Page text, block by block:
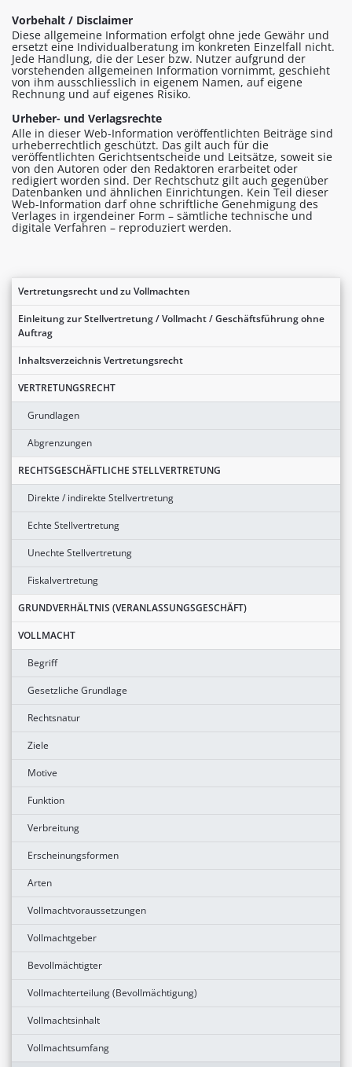
Vertretungsrecht und zu Vollmachten
Einleitung zur Stellvertretung / Vollmacht / Geschäftsführung ohne
Auftrag
Inhaltsverzeichnis Vertretungsrecht
VERTRETUNGSRECHT
Grundlagen
Abgrenzungen
RECHTSGESCHÄFTLICHE STELLVERTRETUNG
Direkte / indirekte Stellvertretung
Echte Stellvertretung
Unechte Stellvertretung
Fiskalvertretung
GRUNDVERHÄLTNIS (VERANLASSUNGSGESCHÄFT)
VOLLMACHT
Begriff
Gesetzliche Grundlage
Rechtsnatur
Ziele
Motive
Funktion
Verbreitung
Erscheinungsformen
Arten
Vollmachtvoraussetzungen
Vollmachtgeber
Bevollmächtigter
Vollmachterteilung (Bevollmächtigung)
Vollmachtsinhalt
Vollmachtsumfang
Vorbehalt / Disclaimer
Diese allgemeine Information erfolgt ohne jede Gewähr und
ersetzt eine Individualberatung im konkreten Einzelfall nicht.
Jede Handlung, die der Leser bzw. Nutzer aufgrund der
vorstehenden allgemeinen Information vornimmt, geschieht
von ihm ausschliesslich in eigenem Namen, auf eigene
Rechnung und auf eigenes Risiko.
Urheber- und Verlagsrechte
Alle in dieser Web-Information veröffentlichten Beiträge sind
urheberrechtlich geschützt. Das gilt auch für die
veröffentlichten Gerichtsentscheide und Leitsätze, soweit sie
von den Autoren oder den Redaktoren erarbeitet oder
redigiert worden sind. Der Rechtschutz gilt auch gegenüber
Datenbanken und ähnlichen Einrichtungen. Kein Teil dieser
Web-Information darf ohne schriftliche Genehmigung des
Verlages in irgendeiner Form – sämtliche technische und
digitale Verfahren – reproduziert werden.